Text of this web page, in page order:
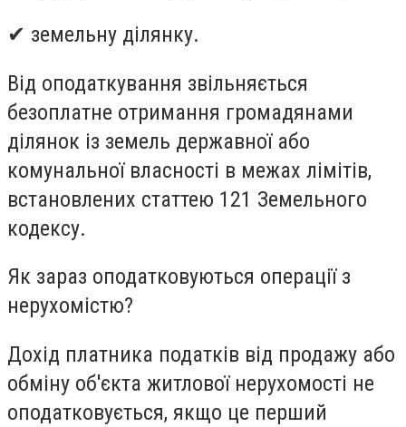
✔ земельну ділянку.
Від оподаткування звільняється
безоплатне отримання громадянами
ділянок із земель державної або
комунальної власності в межах лімітів,
встановлених статтею 121 Земельного
кодексу.
Як зараз оподатковуються операції з
нерухомістю?
Дохід платника податків від продажу або
обміну об'єкта житлової нерухомості не
оподатковується, якщо це перший